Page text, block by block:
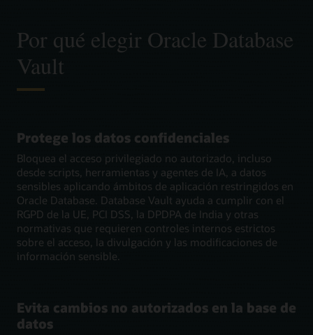
Por qué elegir Oracle Database
Vault
Protege los datos confidenciales
Bloquea el acceso privilegiado no autorizado, incluso
desde scripts, herramientas y agentes de IA, a datos
sensibles aplicando ámbitos de aplicación restringidos en
Oracle Database. Database Vault ayuda a cumplir con el
RGPD de la UE, PCI DSS, la DPDPA de India y otras
normativas que requieren controles internos estrictos
sobre el acceso, la divulgación y las modificaciones de
información sensible.
Evita cambios no autorizados en la base de
datos